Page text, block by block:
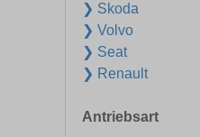
❯ Skoda
❯ Volvo
❯ Seat
❯ Renault
Antriebsart